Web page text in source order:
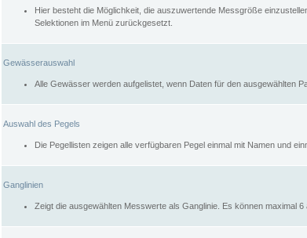
Hier besteht die Möglichkeit, die auszuwertende Messgröße
Selektionen im Menü zurückgesetzt.
Gewässerauswahl
Alle Gewässer werden aufgelistet, wenn Daten für den ausgewählten
Auswahl des Pegels
Die Pegellisten zeigen alle verfügbaren Pegel einmal mit Namen und
Ganglinien
Zeigt die ausgewählten Messwerte als Ganglinie. Es können maximal 6